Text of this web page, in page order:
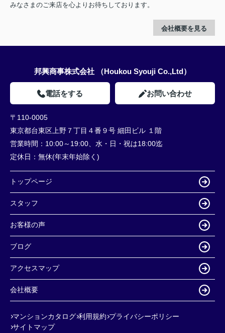
みなさまのご来店を心よりお待ちしております。
会社概要を見る
邦興商事株式会社 （Houkou Syouji Co.,Ltd）
電話をする お問い合わせ
〒110-0005
東京都台東区上野７丁目４番９号 細田ビル １階
営業時間： 10:00～19:00、水・日・祝は18:00迄
定休日： 無休(年末年始除く)
トップページ
スタッフ
お客様の声
ブログ
アクセスマップ
会社概要
マンションカタログ 利用規約 プライバシーポリシー
サイトマップ